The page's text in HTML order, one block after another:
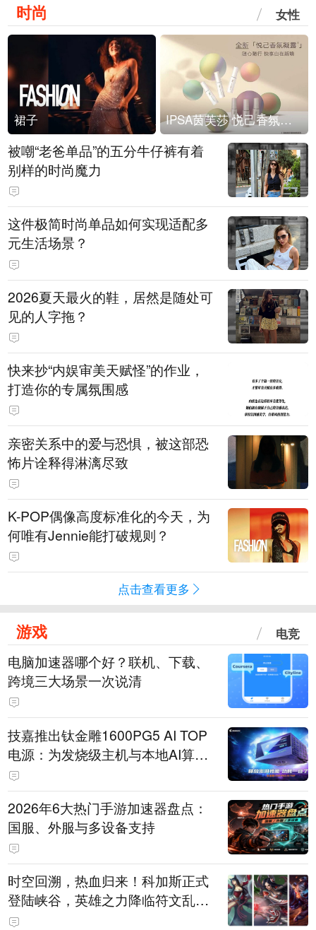
时尚 女性
裙子 IPSA茵芙莎 悦己香氛凝露上市
被嘲“老爸单品”的五分牛仔裤有着
别样的时尚魔力
这件极简时尚单品如何实现适配多
元生活场景？
2026夏天最火的鞋，居然是随处可
见的人字拖？
快来抄“内娱审美天赋怪”的作业，
打造你的专属氛围感
亲密关系中的爱与恐惧，被这部恐
怖片诠释得淋漓尽致
K-POP偶像高度标准化的今天，为
何唯有Jennie能打破规则？
点击查看更多
游戏 电竞
电脑加速器哪个好？联机、下载、
跨境三大场景一次说清
技嘉推出钛金雕1600PG5 AI TOP
电源：为发烧级主机与本地AI算力
打造旗舰供电方案
2026年6大热门手游加速器盘点：
国服、外服与多设备支持
时空回溯，热血归来！科加斯正式
登陆峡谷，英雄之力降临符文乱
斗！